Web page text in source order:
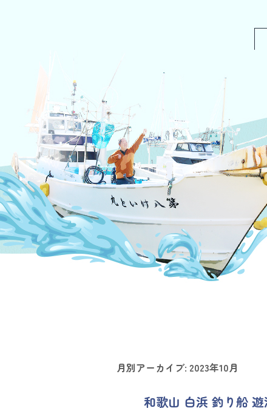
月別アーカイブ: 2023年10月
和歌山 白浜 釣り船